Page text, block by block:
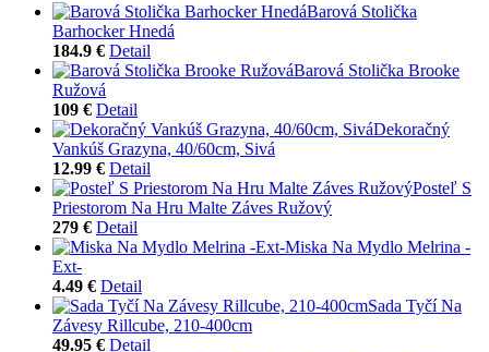
Barová Stolička
Barhocker Hnedá
184.9 € Detail
Barová Stolička Brooke
Ružová
109 € Detail
Dekoračný
Vankúš Grazyna, 40/60cm, Sivá
12.99 € Detail
Posteľ S
Priestorom Na Hru Malte Záves Ružový
279 € Detail
Miska Na Mydlo Melrina -
Ext-
4.49 € Detail
Sada Tyčí Na
Závesy Rillcube, 210-400cm
49.95 € Detail